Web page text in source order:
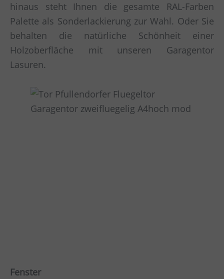
hinaus steht Ihnen die gesamte RAL-Farben
Palette als Sonderlackierung zur Wahl. Oder Sie
behalten die natürliche Schönheit einer
Holzoberfläche mit unseren Garagentor
Lasuren.
Fenster